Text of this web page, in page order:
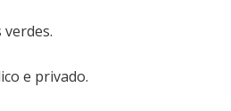
e privado.